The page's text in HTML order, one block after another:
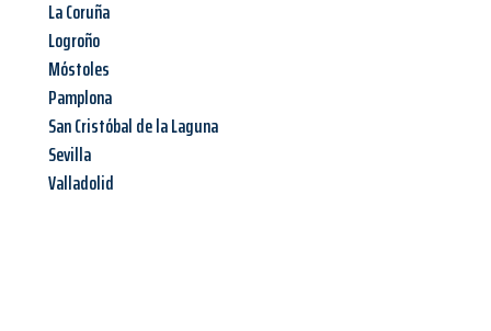
La Coruña
Logroño
Móstoles
Pamplona
San Cristóbal de la Laguna
Sevilla
Valladolid